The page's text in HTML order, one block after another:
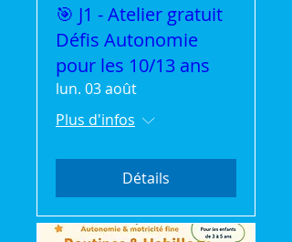
🎯 J1 - Atelier gratuit
Défis Autonomie
pour les 10/13 ans
lun. 03 août
Plus d'infos
Détails